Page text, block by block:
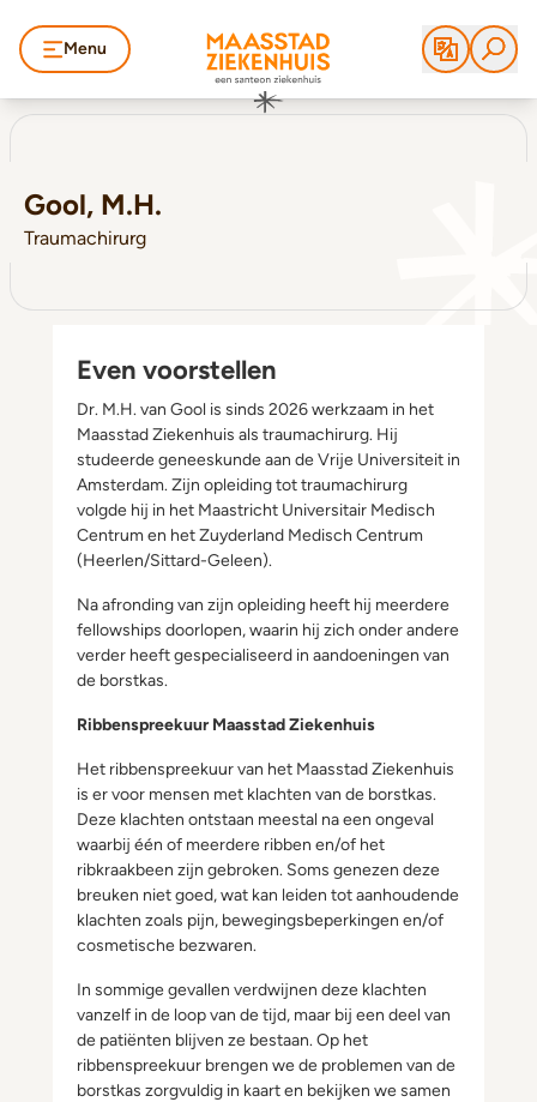
Menu
Gool, M.H.
Traumachirurg
Even voorstellen
Dr. M.H. van Gool is sinds 2026 werkzaam in het
Maasstad Ziekenhuis als traumachirurg. Hij
studeerde geneeskunde aan de Vrije Universiteit in
Amsterdam. Zijn opleiding tot traumachirurg
volgde hij in het Maastricht Universitair Medisch
Centrum en het Zuyderland Medisch Centrum
(Heerlen/Sittard-Geleen).
Na afronding van zijn opleiding heeft hij meerdere
fellowships doorlopen, waarin hij zich onder andere
verder heeft gespecialiseerd in aandoeningen van
de borstkas.
Ribbenspreekuur Maasstad Ziekenhuis
Het ribbenspreekuur van het Maasstad Ziekenhuis
is er voor mensen met klachten van de borstkas.
Deze klachten ontstaan meestal na een ongeval
waarbij één of meerdere ribben en/of het
ribkraakbeen zijn gebroken. Soms genezen deze
breuken niet goed, wat kan leiden tot aanhoudende
klachten zoals pijn, bewegingsbeperkingen en/of
cosmetische bezwaren.
In sommige gevallen verdwijnen deze klachten
vanzelf in de loop van de tijd, maar bij een deel van
de patiënten blijven ze bestaan. Op het
ribbenspreekuur brengen we de problemen van de
borstkas zorgvuldig in kaart en bekijken we samen